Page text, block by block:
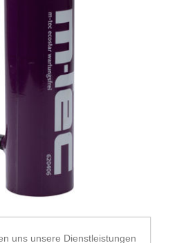
uns unsere Dienstleistungen